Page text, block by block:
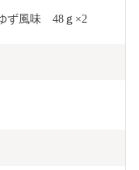
ず風味　48ｇ×2